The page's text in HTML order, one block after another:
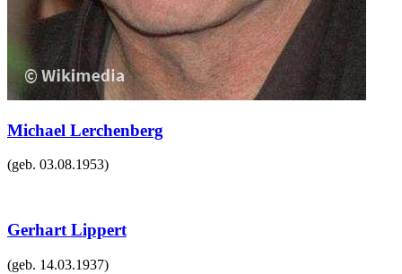
Michael Lerchenberg
(geb. 03.08.1953)
Gerhart Lippert
(geb. 14.03.1937)